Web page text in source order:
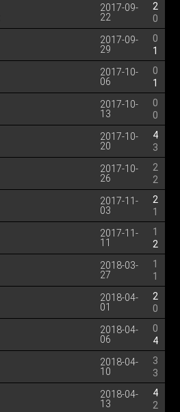
2017-09-
22
2
0
2017-09-
29
0
1
2017-10-
06
0
1
2017-10-
13
0
0
2017-10-
20
4
3
2017-10-
26
2
2
2017-11-
03
2
1
2017-11-
11
1
2
2018-03-
27
1
1
2018-04-
01
2
0
2018-04-
06
0
4
2018-04-
10
3
3
2018-04-
13
4
2